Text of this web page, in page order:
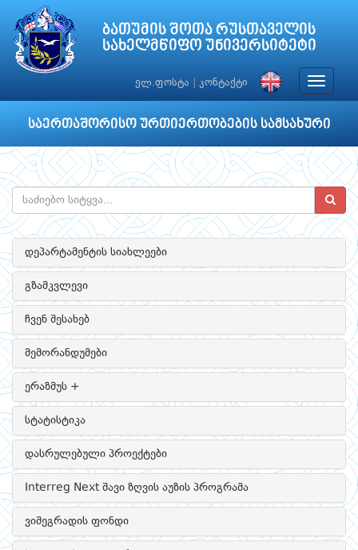
ბათუმის შოთა რუსთაველის
სახელმწიფო უნივერსიტეტი
ელ.ფოსტა კონტაქტი
Toggle
საერთაშორისო ურთიერთობების სამსახური
დეპარტამენტის სიახლეები
გზამკვლევი
ჩვენ შესახებ
მემორანდუმები
ერაზმუს +
სტატისტიკა
დასრულებული პროექტები
Interreg Next შავი ზღვის აუზის პროგრამა
ვიშეგრადის ფონდი